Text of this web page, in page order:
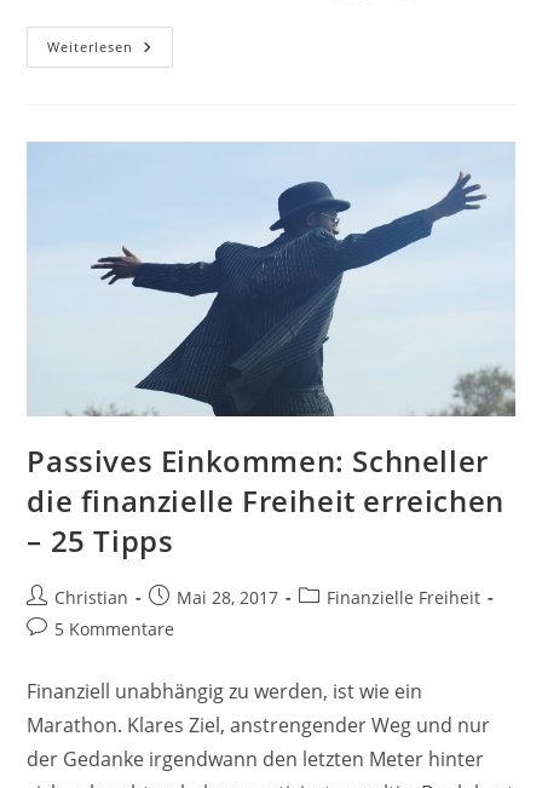
Weiterlesen Blog
Tipps
Erfolgreich
Tipps
Passives Einkommen: Schneller
die finanzielle Freiheit erreichen
– 25 Tipps
Beitrags-
Autor:
Christian
Beitrag
veröffentlicht:
Mai 28, 2017
Beitrags-
Finanzielle Freiheit
Beitrags-
5 Kommentare
Finanziell unabhängig zu werden, ist wie ein
Marathon. Klares Ziel, anstrengender Weg und nur
der Gedanke irgendwann den letzten Meter hinter